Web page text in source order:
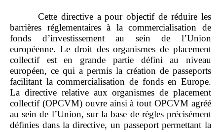
Cette directive a pour objectif de réduire les
barrières réglementaires à la commercialisation de
fonds d’investissement au sein de l’Union
européenne. Le droit des organismes de placement
collectif est en grande partie défini au niveau
européen, ce qui a permis la création de passeports
facilitant la commercialisation de fonds en Europe.
La directive relative aux organismes de placement
collectif (OPCVM) ouvre ainsi à tout OPCVM agréé
au sein de l’Union, sur la base de règles précisément
définies dans la directive, un passeport permettant la